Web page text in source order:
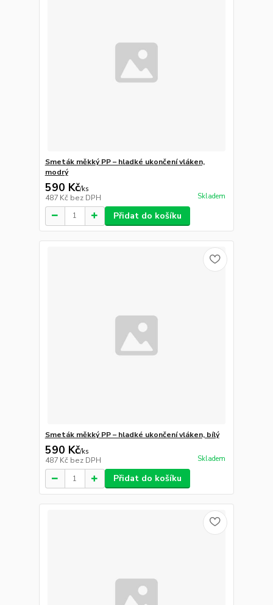
Smeták měkký PP – hladké ukončení vláken,
modrý
590 Kč/ks
487 Kč bez DPH Skladem
Přidat do košíku
Smeták měkký PP – hladké ukončení vláken, bílý
590 Kč/ks
487 Kč bez DPH Skladem
Přidat do košíku